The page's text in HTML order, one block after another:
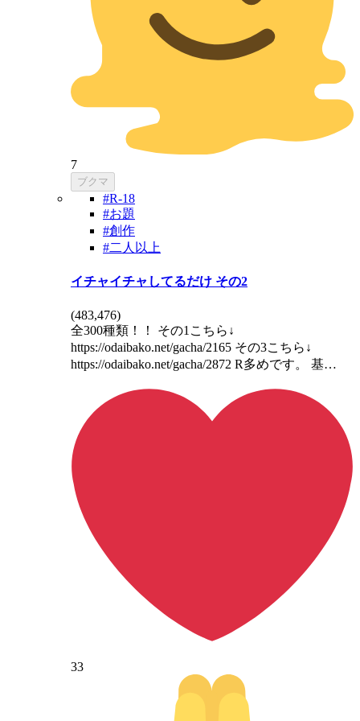
7
ブクマ
#R-18
#お題
#創作
#二人以上
イチャイチャしてるだけ その2
(483,476)
全300種類！！ その1こちら↓
https://odaibako.net/gacha/2165 その3こちら↓
https://odaibako.net/gacha/2872 R多めです。 基…
33